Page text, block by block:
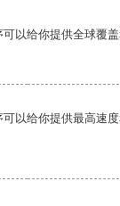
以给你提供全球覆盖
以给你提供最高速